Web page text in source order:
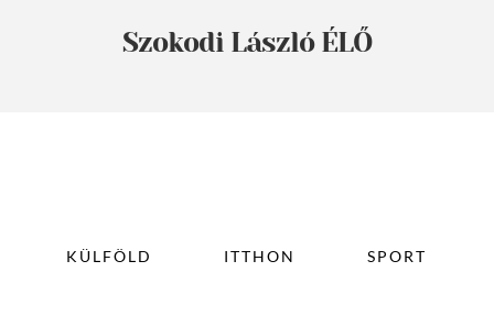
Szokodi László ÉLŐ
KÜLFÖLD ITTHON SPORT